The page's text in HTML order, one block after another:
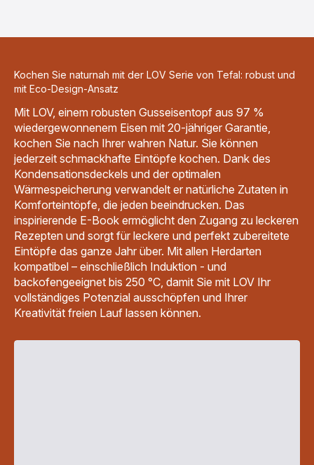
Kochen Sie naturnah mit der LOV Serie von Tefal: robust und
mit Eco-Design-Ansatz
Mit LOV, einem robusten Gusseisentopf aus 97 %
wiedergewonnenem Eisen mit 20-jähriger Garantie,
kochen Sie nach Ihrer wahren Natur. Sie können
jederzeit schmackhafte Eintöpfe kochen. Dank des
Kondensationsdeckels und der optimalen
Wärmespeicherung verwandelt er natürliche Zutaten in
Komforteintöpfe, die jeden beeindrucken. Das
inspirierende E-Book ermöglicht den Zugang zu leckeren
Rezepten und sorgt für leckere und perfekt zubereitete
Eintöpfe das ganze Jahr über. Mit allen Herdarten
kompatibel – einschließlich Induktion - und
backofengeeignet bis 250 °C, damit Sie mit LOV Ihr
vollständiges Potenzial ausschöpfen und Ihrer
Kreativität freien Lauf lassen können.